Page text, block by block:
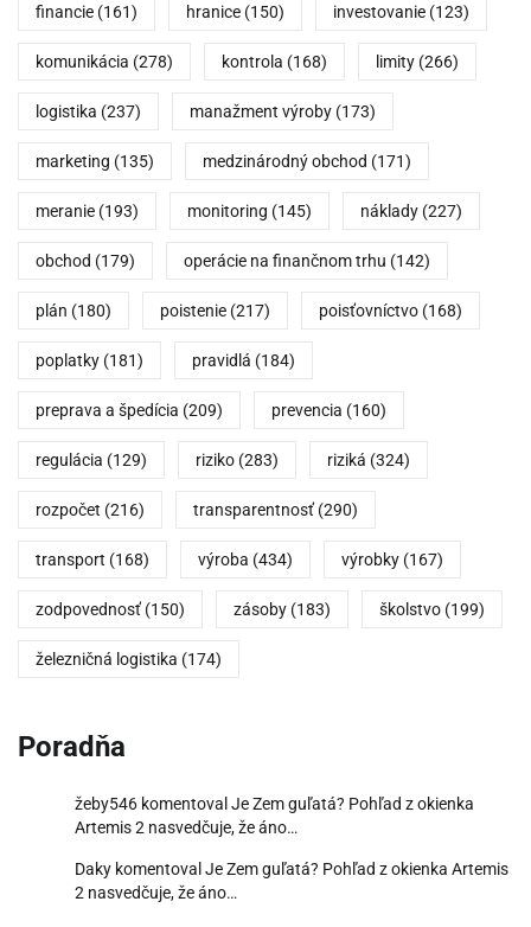
financie (161) hranice (150) investovanie (123)
komunikácia (278) kontrola (168) limity (266)
logistika (237) manažment výroby (173)
marketing (135) medzinárodný obchod (171)
meranie (193) monitoring (145) náklady (227)
obchod (179) operácie na finančnom trhu (142)
plán (180) poistenie (217) poisťovníctvo (168)
poplatky (181) pravidlá (184)
preprava a špedícia (209) prevencia (160)
regulácia (129) riziko (283) riziká (324)
rozpočet (216) transparentnosť (290)
transport (168) výroba (434) výrobky (167)
zodpovednosť (150) zásoby (183) školstvo (199)
železničná logistika (174)
Poradňa
žeby546 komentoval Je Zem guľatá? Pohľad z okienka
Artemis 2 nasvedčuje, že áno…
Daky komentoval Je Zem guľatá? Pohľad z okienka Artemis
2 nasvedčuje, že áno…